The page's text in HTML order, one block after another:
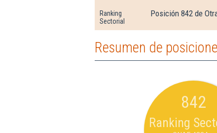
Ranking
Sectorial
Posición 842 de
Resumen de
842
Ranking